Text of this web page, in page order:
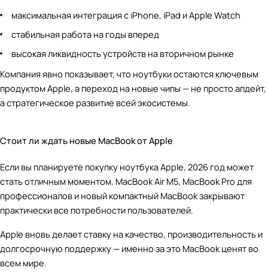
максимальная интеграция с iPhone, iPad и Apple Watch
стабильная работа на годы вперед
высокая ликвидность устройств на вторичном рынке
Компания явно показывает, что ноутбуки остаются ключевым
продуктом Apple, а переход на новые чипы — не просто апдейт,
а стратегическое развитие всей экосистемы.
Стоит ли ждать новые MacBook от Apple
Если вы планируете покупку ноутбука Apple, 2026 год может
стать отличным моментом. MacBook Air M5, MacBook Pro для
профессионалов и новый компактный MacBook закрывают
практически все потребности пользователей.
Apple вновь делает ставку на качество, производительность и
долгосрочную поддержку — именно за это MacBook ценят во
всем мире.